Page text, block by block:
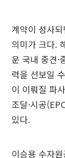
계약이 성사
의미가 크다.
운 국내 중견·
력을 선보일
이 이뤄질 파
조달·시공
있다.
이승용 수자